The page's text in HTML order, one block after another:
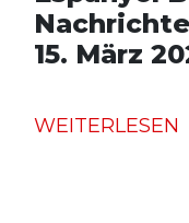
15. März
WEITERLESEN